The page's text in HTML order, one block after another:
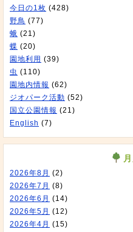
今日の1枚 (428)
野鳥 (77)
蛾 (21)
蝶 (20)
園地利用 (39)
虫 (110)
園地内情報 (62)
ジオパーク活動 (52)
国立公園情報 (21)
English (7)
2026年8月 (2)
2026年7月 (8)
2026年6月 (14)
2026年5月 (12)
2026年4月 (15)